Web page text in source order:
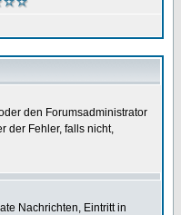
den Forumsadministrator
der Fehler, falls nicht,
Nachrichten, Eintritt in